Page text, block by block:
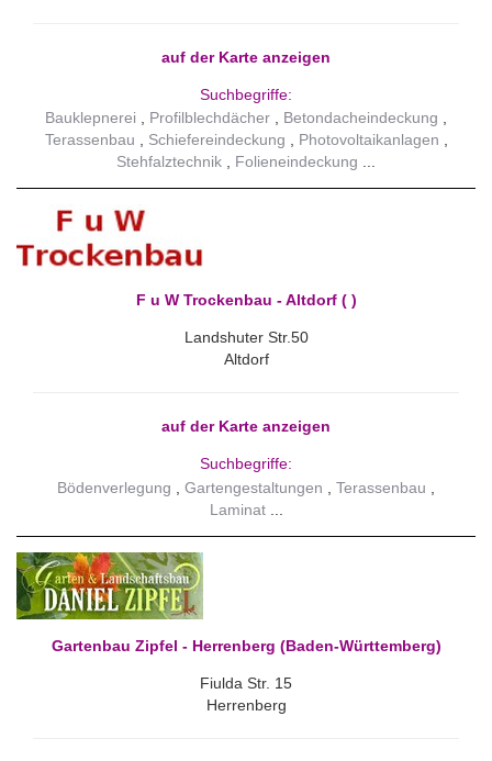
auf der Karte anzeigen
Suchbegriffe:
Bauklepnerei
Profilblechdächer
Betondacheindeckung
Terassenbau
Schiefereindeckung
Photovoltaikanlagen
Stehfalztechnik
Folieneindeckung
F u W Trockenbau - Altdorf ( )
Landshuter Str.50
Altdorf
auf der Karte anzeigen
Suchbegriffe:
Bödenverlegung
Gartengestaltungen
Terassenbau
Laminat
Gartenbau Zipfel - Herrenberg (Baden-Württemberg)
Fiulda Str. 15
Herrenberg